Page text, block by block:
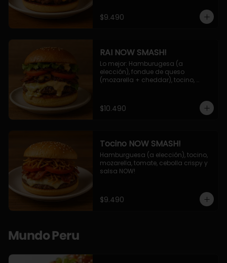
$9.490
RAI NOW SMASH!
Lo mejor: Hamburugesa (a
elección), fondue de queso
(mozarella + cheddar), tocino,
NOW!
$10.490
Tocino NOW SMASH!
Hamburguesa (a elección), tocino,
mozarella, tomate, cebolla crispy y
salsa NOW!
$9.490
Mundo Peru